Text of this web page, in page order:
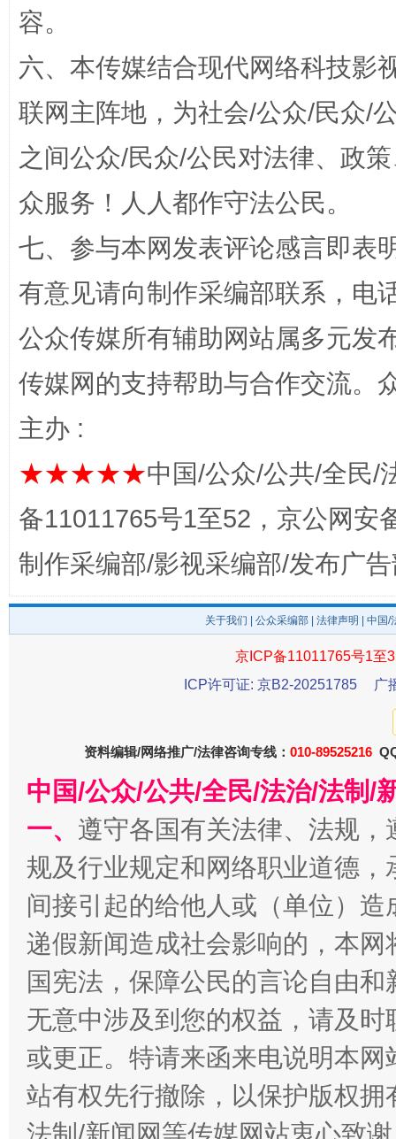
千年窑火 生生不息 一
容。
六、本传媒结合现代网络科技影
联网主阵地，为社会/公众/民众/
之间公众/民众/公民对法律、政
众服务！人人都作守法公民。
七、参与本网发表评论感言即表
有意见请向制作采编部联系，电
公众传媒所有辅助网站属多元发
传媒网的支持帮助与合作交流。
主办 :
★★★★★中国/公众/公共/全民/
备11011765号1至52，京公网安
制作采编部/影视采编部/发布广
关于我们 公众采编部 法律声明 | 中国
京ICP备11011765号1至
ICP许可证: 京B2-20251785
广
资料编辑/网络推广/法律咨询专线： 010-89525216
中国/公众/公共/全民/法治/法制/
一、 遵守各国有关法律、法规
规及行业规定和网络职业道德
间接引起的给他人或（单位）
递假新闻造成社会影响的，本
国宪法，保障公民的言论自由
无意中涉及到您的权益，请及
或更正。特请来函来电说明本
站有权先行撤除，以保护版权